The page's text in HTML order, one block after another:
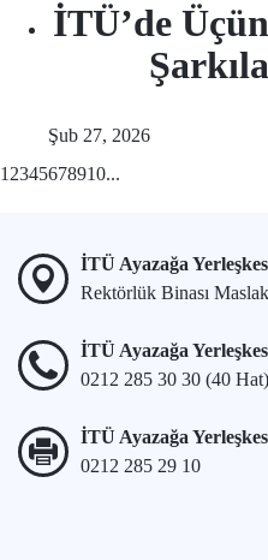
İTÜ’de
Şub 27, 2026
1 2345678910...
İTÜ Ayazağa
Rektörlük Binası
İTÜ Ayazağa
0212 285 30 30 (40 Hat)
İTÜ Ayazağa
0212 285 29 10